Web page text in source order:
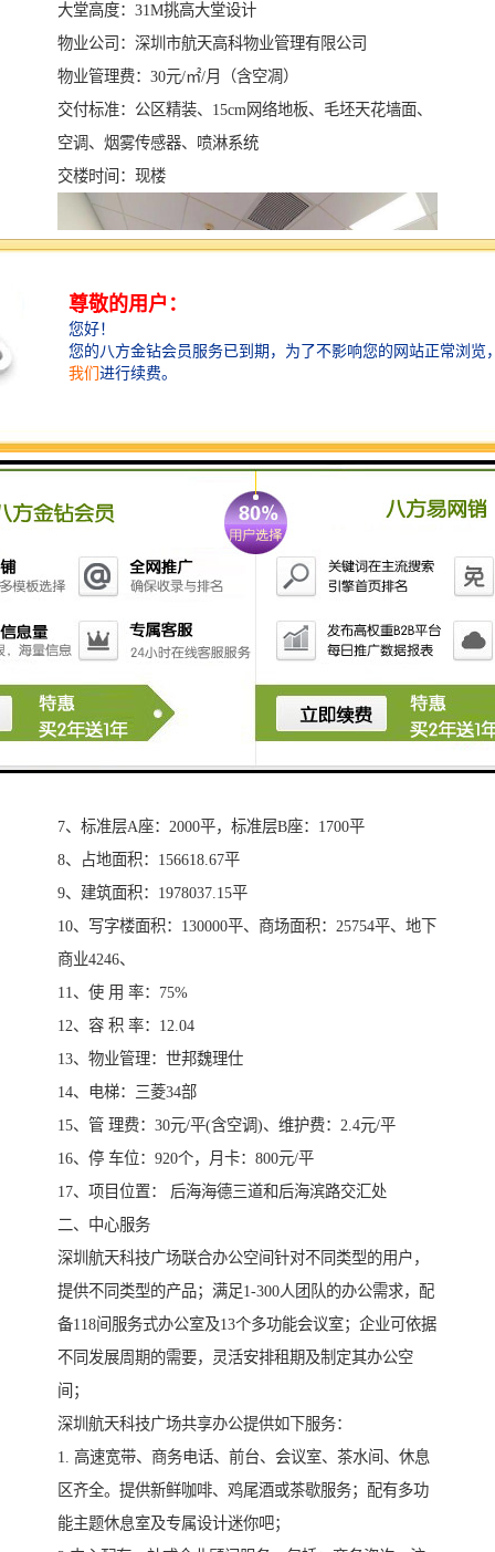
大堂高度：31M挑高大堂设计
物业公司：深圳市航天高科物业管理有限公司
物业管理费：30元/㎡/月（含空凋）
交付标准：公区精装、15cm网络地板、毛坯天花墙面、
空调、烟雾传感器、喷淋系统
交楼时间：现楼
航天科技广场楼盘参数
1、行政区域： 南山区
2、建筑类型： 高 层
3、物业类别： 写字楼
4、开发商： 深圳市航天高科投资管理有限公司
5、航天科技广场由2栋层建筑组成的写字楼主楼A座：
地上48层，一下4层，238米辅楼B座：地上28层，地下4
7、标准层A座：2000平，标准层B座：1700平
8、占地面积：156618.67平
9、建筑面积：1978037.15平
10、写字楼面积：130000平、商场面积：25754平、地下
商业4246、
11、使 用 率：75%
12、容 积 率：12.04
13、物业管理：世邦魏理仕
14、电梯：三菱34部
15、管 理费：30元/平(含空调)、维护费：2.4元/平
16、停 车位：920个，月卡：800元/平
17、项目位置： 后海海德三道和后海滨路交汇处
二、中心服务
深圳航天科技广场联合办公空间针对不同类型的用户，
提供不同类型的产品；满足1-300人团队的办公需求，配
备118间服务式办公室及13个多功能会议室；企业可依据
不同发展周期的需要，灵活安排租期及制定其办公空
间；
深圳航天科技广场共享办公提供如下服务：
1. 高速宽带、商务电话、前台、会议室、茶水间、休息
区齐全。提供新鲜咖啡、鸡尾酒或茶歇服务；配有多功
能主题休息室及专属设计迷你吧；